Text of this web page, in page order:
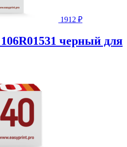
1912 ₽
черный для